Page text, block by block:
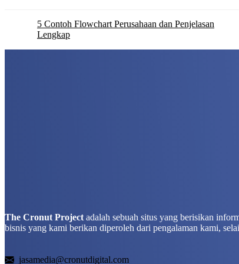
5 Contoh Flowchart Perusahaan dan Penjelasan
Lengkap
The Cronut Project adalah sebuah situs yang berisikan
bisnis yang kami berikan diperoleh dari pengalaman kami,
jasamedia@cronutdigital.com